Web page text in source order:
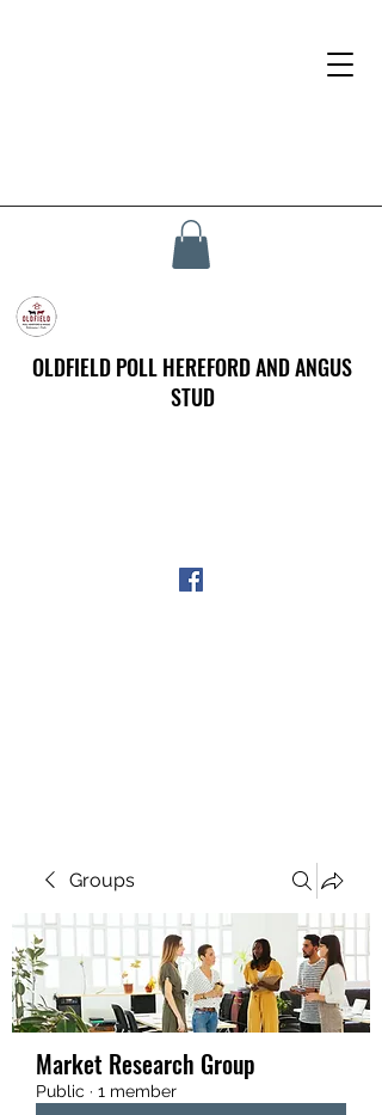
OLDFIELD POLL HEREFORD AND ANGUS
STUD
Groups
Market Research Group
Public · 1 member